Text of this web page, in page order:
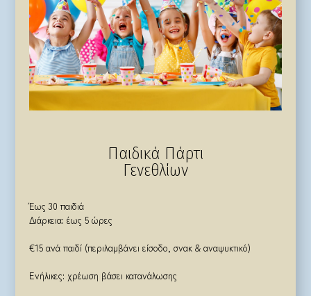
Παιδικά Πάρτι
Γενεθλίων
Έως 30 παιδιά
Διάρκεια: έως 5 ώρες
€15 ανά παιδί (περιλαμβάνει είσοδο, σνακ & αναψυκτικό)
Ενήλικες: χρέωση βάσει κατανάλωσης